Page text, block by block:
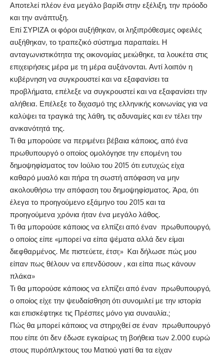
Αποτελεί πλέον ένα μεγάλο βαρίδι στην εξέλιξη, την πρόοδο
και την ανάπτυξη.
Επί ΣΥΡΙΖΑ οι φόροι αυξήθηκαν, οι ληξιπρόθεσμες οφειλές
αυξήθηκαν, το τραπεζικό σύστημα παραπαίει. Η
ανταγωνιστικότητα της οικονομίας μειώθηκε, τα λουκέτα στις
επιχειρήσεις μέρα με τη μέρα αυξάνονται. Αντί λοιπόν η
κυβέρνηση να συγκρουστεί και να εξαφανίσει τα
προβλήματα, επέλεξε να συγκρουστεί και να εξαφανίσει την
αλήθεια. Επέλεξε το διχασμό της ελληνικής κοινωνίας για να
καλύψει τα τραγικά της λάθη, τις αδυναμίες και εν τέλει την
ανικανότητά της.
Τι θα μπορούσε να περιμένει βέβαια κάποιος, από ένα
πρωθυπουργό ο οποίος ομολόγησε την επομένη του
δημοψηφίσματος τον Ιούλιο του 2015 ότι ευτυχώς είχα
καθαρό μυαλό και πήρα τη σωστή απόφαση να μην
ακολουθήσω την απόφαση του δημοψηφίσματος. Άρα, ότι
έλεγα το προηγούμενο εξάμηνο του 2015 και τα
προηγούμενα χρόνια ήταν ένα μεγάλο λάθος.
Τι θα μπορούσε κάποιος να ελπίζει από έναν πρωθυπουργό,
ο οποίος είπε «μπορεί να είπα ψέματα αλλά δεν είμαι
διεφθαρμένος. Με πιστεύετε, έτσι;» Και δήλωσε πώς μου
είπαν πως θέλουν να επενδύσουν , και είπα πως κάνουν
πλάκα»
Τι θα μπορούσε κάποιος να ελπίζει από έναν πρωθυπουργό,
ο οποίος είχε την ψευδαίσθηση ότι συνομιλεί με την ιστορία
και επισκέφτηκε τις Πρέσπες μόνο για συναυλία.;
Πώς θα μπορεί κάποιος να στηριχθεί σε έναν πρωθυπουργό
που είπε ότι δεν έδωσε εγκαίρως τη βοήθεια των 2.000 ευρώ
στους πυρόπληκτους του Ματιού γιατί θα τα είχαν